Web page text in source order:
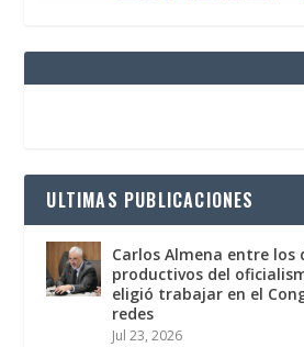
ULTIMAS PUBLICACIONES
Carlos Almena entre
productivos del
eligió trabajar en el
redes
Jul 23, 2026